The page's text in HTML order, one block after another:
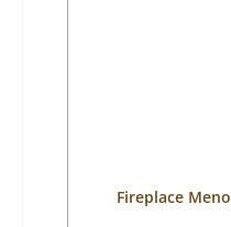
Fireplace